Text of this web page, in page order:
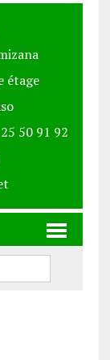
étage
50 91 92